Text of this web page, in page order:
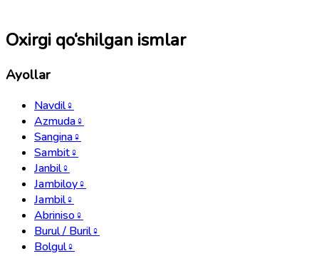
Oxirgi qo‘shilgan ismlar
Ayollar
Navdil♀
Azmuda♀
Sangina♀
Sambit♀
Janbil♀
Jambiloy♀
Jambil♀
Abriniso♀
Burul / Buril♀
Bolgul♀